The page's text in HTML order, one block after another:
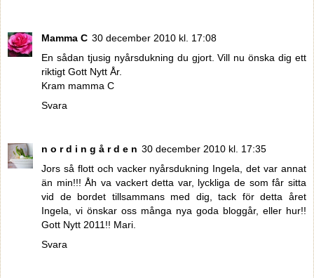
Mamma C 30 december 2010 kl. 17:08
En sådan tjusig nyårsdukning du gjort. Vill nu önska dig ett
riktigt Gott Nytt År.
Kram mamma C
Svara
n o r d i n g å r d e n 30 december 2010 kl. 17:35
Jors så flott och vacker nyårsdukning Ingela, det var annat
än min!!! Åh va vackert detta var, lyckliga de som får sitta
vid de bordet tillsammans med dig, tack för detta året
Ingela, vi önskar oss många nya goda bloggår, eller hur!!
Gott Nytt 2011!! Mari.
Svara